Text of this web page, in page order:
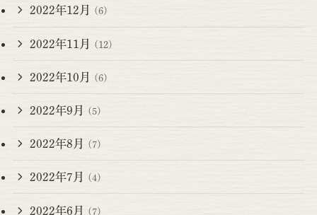
2022年12月 (6)
2022年11月 (12)
2022年10月 (6)
2022年9月 (5)
2022年8月 (7)
2022年7月 (4)
2022年6月 (7)